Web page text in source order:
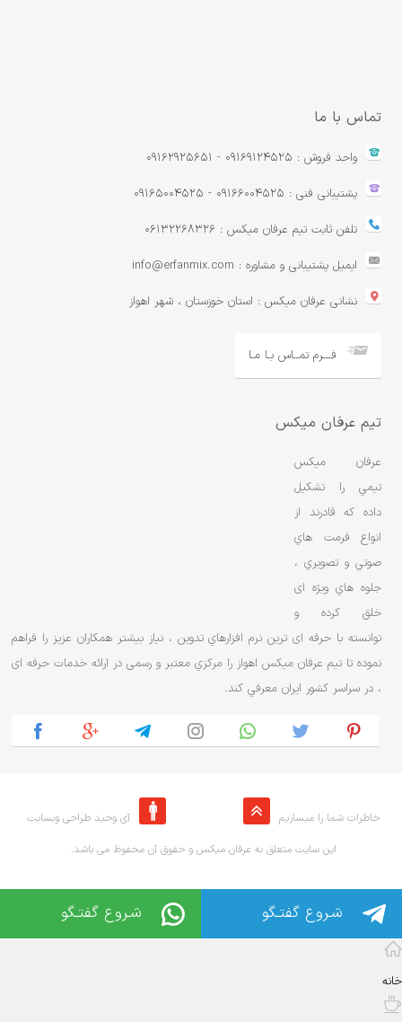
تماس با ما
واحد فروش : 09169124525 - 09162925651
پشتیبانی فنی : 09166004525 - 09165004525
تلفن ثابت تیم عرفان میکس : 06132268326
ایمیل پشتیبانی و مشاوره : info@erfanmix.com
نشانی عرفان میکس : استان خوزستان ، شهر اهواز
فـــرم تمــاس بـا مـا
تیم عرفان میکس
عرفان ميکس
تيمي را تشکيل
داده که قادرند از
انواع فرمت هاي
صوتي و تصويري ،
جلوه هاي ویژه ای
خلق کرده و
توانسته با حرفه ای ترین نرم افزارهاي تدوین ، نياز بيشتر همکاران عزیز را فراهم
نموده تا تیم عرفان ميکس اهواز را مرکزي معتبر و رسمی در ارائه خدمات حرفه ای
، در سراسر کشور ایران معرفي کند.
خاطرات شما را میسازیم
آی وحید طراحی وبسایت
.این سایت متعلق به عرفان میکس و حقوق آن محفوظ می باشد
شـروع گفتـگو شـروع گفتـگو
خانه